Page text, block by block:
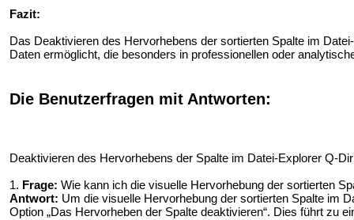
Fazit:
Das Deaktivieren des Hervorhebens der sortierten Spalte im
Daten ermöglicht, die besonders in professionellen oder
Die Benutzerfragen mit Antworten:
Deaktivieren des Hervorhebens der Spalte im Datei-Explorer Q-
1. Frage: Wie kann ich die visuelle Hervorhebung der sortierten
Antwort: Um die visuelle Hervorhebung der sortierten Spalte im
Option „Das Hervorheben der Spalte deaktivieren“. Dies führt zu